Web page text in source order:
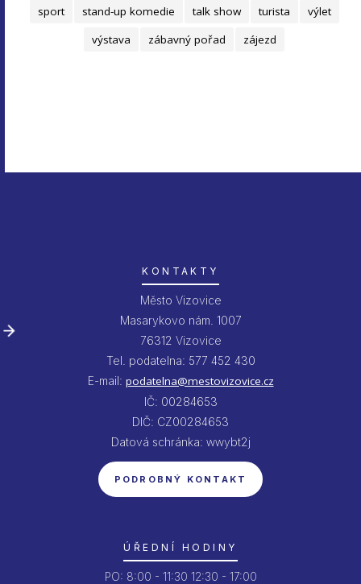
sport
stand-up komedie talk show turista
výlet
výstava
zábavný pořad zájezd
KONTAKTY
Město Vizovice
Masarykovo nám. 1007
76312 Vizovice
Tel. podatelna: 577 452 430
E-mail: podatelna@mestovizovice.cz
IČ: 00284653
DIČ: CZ00284653
Datová schránka: wwybt2j
PODROBNÝ KONTAKT
ÚŘEDNÍ HODINY
PO: 8:00 - 11:30 12:30 - 17:00